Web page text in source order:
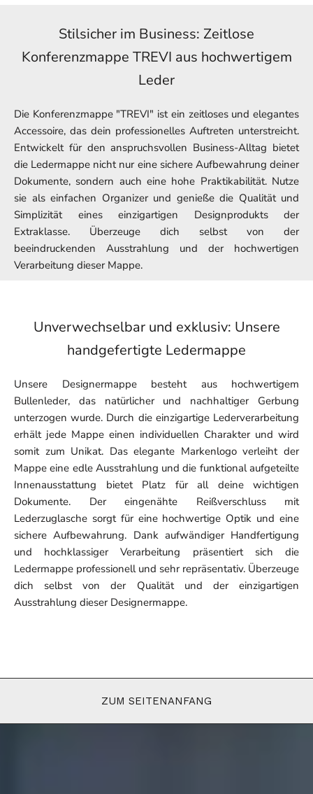
Stilsicher im Business: Zeitlose
Konferenzmappe TREVI aus hochwertigem
Leder
Die Konferenzmappe "TREVI" ist ein zeitloses und elegantes
Accessoire, das dein professionelles Auftreten unterstreicht.
Entwickelt für den anspruchsvollen Business-Alltag bietet
die Ledermappe nicht nur eine sichere Aufbewahrung deiner
Dokumente, sondern auch eine hohe Praktikabilität. Nutze
sie als einfachen Organizer und genieße die Qualität und
Simplizität eines einzigartigen Designprodukts der
Extraklasse. Überzeuge dich selbst von der
beeindruckenden Ausstrahlung und der hochwertigen
Verarbeitung dieser Mappe.
Unverwechselbar und exklusiv: Unsere
handgefertigte Ledermappe
Unsere Designermappe besteht aus hochwertigem
Bullenleder, das natürlicher und nachhaltiger Gerbung
unterzogen wurde. Durch die einzigartige Lederverarbeitung
erhält jede Mappe einen individuellen Charakter und wird
somit zum Unikat. Das elegante Markenlogo verleiht der
Mappe eine edle Ausstrahlung und die funktional aufgeteilte
Innenausstattung bietet Platz für all deine wichtigen
Dokumente. Der eingenähte Reißverschluss mit
Lederzuglasche sorgt für eine hochwertige Optik und eine
sichere Aufbewahrung. Dank aufwändiger Handfertigung
und hochklassiger Verarbeitung präsentiert sich die
Ledermappe professionell und sehr repräsentativ. Überzeuge
dich selbst von der Qualität und der einzigartigen
Ausstrahlung dieser Designermappe.
ZUM SEITENANFANG